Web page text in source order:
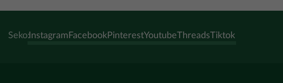
Seko:Instagram FacebookPinterestYoutubeThreadsTiktok